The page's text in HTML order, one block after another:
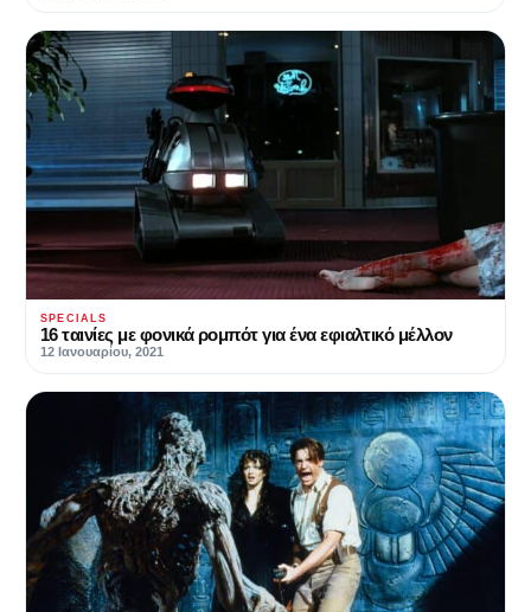
SPECIALS
16 ταινίες με φονικά ρομπότ για ένα εφιαλτικό μέλλον
12 Ιανουαρίου, 2021